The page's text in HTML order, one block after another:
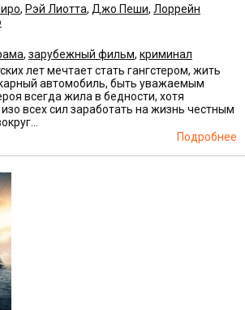
, Рэй Лиотта, Джо Пеши, Лоррейн
, зарубежный фильм, криминал
лет мечтает стать гангстером, жить
автомобиль, быть уважаемым
всегда жила в бедности, хотя
всех сил заработать на жизнь честным
Подробнее